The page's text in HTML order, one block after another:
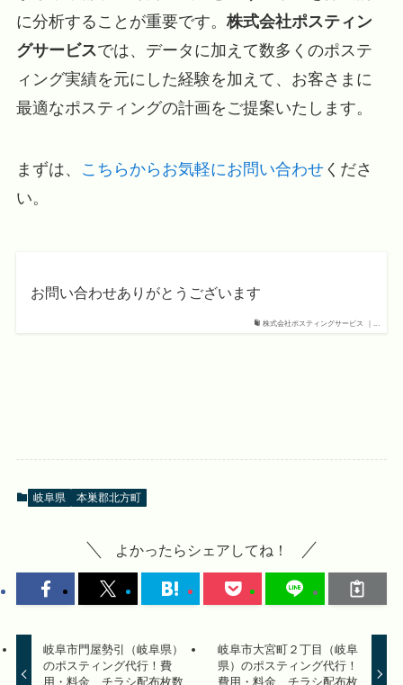
に分析することが重要です。 株式会社ポスティン
グサービスでは、データに加えて数多くのポステ
ィング実績を元にした経験を加えて、お客さまに
最適なポスティングの計画をご提案いたします。
まずは、 こちらからお気軽にお問い合わせくださ
い。
株式会社ポスティングサービス ｜...
お問い合わせありがとうございます
岐阜県 本巣郡北方町
よかったらシェアしてね！
岐阜市門屋勢引（岐阜県）
のポスティング代行！費
用・料金、チラシ配布枚数
岐阜市大宮町２丁目（岐阜
県）のポスティング代行！
費用・料金、チラシ配布枚